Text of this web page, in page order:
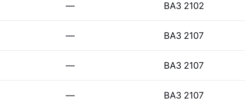
— ВАЗ 2102
— ВАЗ 2107
— ВАЗ 2107
— ВАЗ 2107